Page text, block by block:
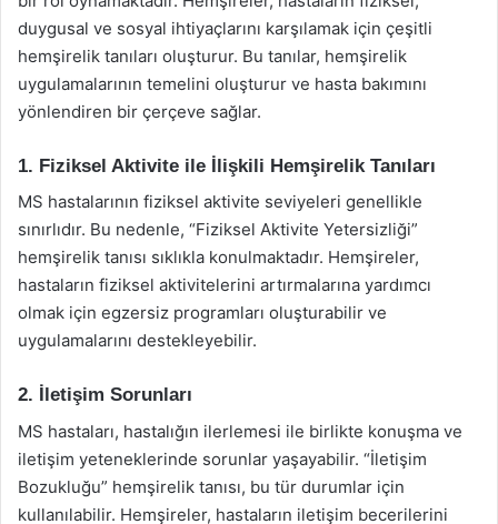
duygusal ve sosyal ihtiyaçlarını karşılamak için çeşitli
hemşirelik tanıları oluşturur. Bu tanılar, hemşirelik
uygulamalarının temelini oluşturur ve hasta bakımını
yönlendiren bir çerçeve sağlar.
1. Fiziksel Aktivite ile İlişkili Hemşirelik Tanıları
MS hastalarının fiziksel aktivite seviyeleri genellikle
sınırlıdır. Bu nedenle, “Fiziksel Aktivite Yetersizliği”
hemşirelik tanısı sıklıkla konulmaktadır. Hemşireler,
hastaların fiziksel aktivitelerini artırmalarına yardımcı
olmak için egzersiz programları oluşturabilir ve
uygulamalarını destekleyebilir.
2. İletişim Sorunları
MS hastaları, hastalığın ilerlemesi ile birlikte konuşma ve
iletişim yeteneklerinde sorunlar yaşayabilir. “İletişim
Bozukluğu” hemşirelik tanısı, bu tür durumlar için
kullanılabilir. Hemşireler, hastaların iletişim becerilerini